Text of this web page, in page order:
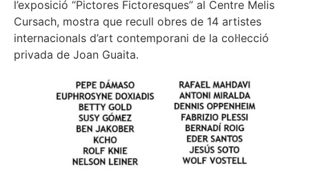
l’exposició “Pictores Fictoresques” al Centre Melis
Cursach, mostra que recull obres de 14 artistes
internacionals d’art contemporani de la col·lecció
privada de Joan Guaita.